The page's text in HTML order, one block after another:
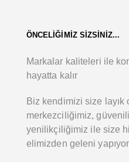
ÖNCELİĞİMİZ SİZSİNİZ...
Markalar kaliteleri ile
hayatta kalır
Biz kendimizi size
merkezciliğimiz,
yenilikçiliğimiz ile size
elimizden geleni